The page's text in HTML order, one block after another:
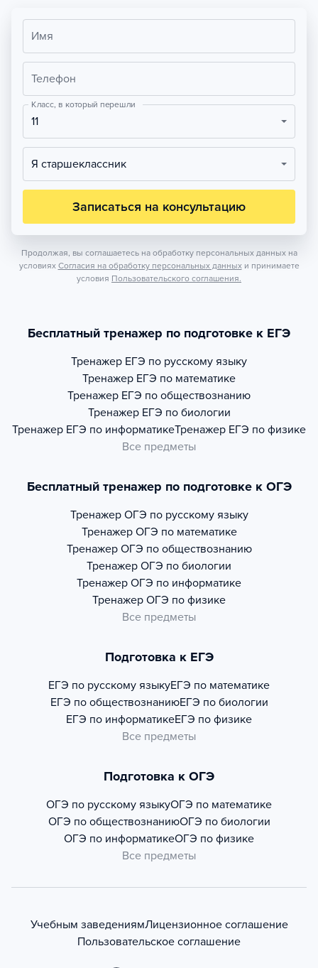
Имя
Телефон
Класс, в который перешли
11
Я старшеклассник
Записаться на консультацию
Продолжая, вы соглашаетесь на обработку персональных данных на
условиях Согласия на обработку персональных данных и принимаете
условия Пользовательского соглашения.
Бесплатный тренажер по подготовке к ЕГЭ
Тренажер ЕГЭ по русскому языку
Тренажер ЕГЭ по математике
Тренажер ЕГЭ по обществознанию
Тренажер ЕГЭ по биологии
Тренажер ЕГЭ по информатикеТренажер ЕГЭ по физике
Все предметы
Бесплатный тренажер по подготовке к ОГЭ
Тренажер ОГЭ по русскому языку
Тренажер ОГЭ по математике
Тренажер ОГЭ по обществознанию
Тренажер ОГЭ по биологии
Тренажер ОГЭ по информатике
Тренажер ОГЭ по физике
Все предметы
Подготовка к ЕГЭ
ЕГЭ по русскому языкуЕГЭ по математике
ЕГЭ по обществознаниюЕГЭ по биологии
ЕГЭ по информатикеЕГЭ по физике
Все предметы
Подготовка к ОГЭ
ОГЭ по русскому языкуОГЭ по математике
ОГЭ по обществознаниюОГЭ по биологии
ОГЭ по информатикеОГЭ по физике
Все предметы
Учебным заведениямЛицензионное соглашение
Пользовательское соглашение